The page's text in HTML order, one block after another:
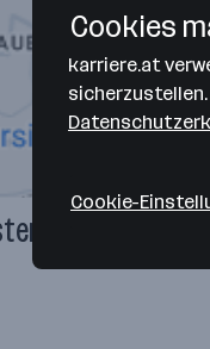
GmbH
Cookies
karriere.at
Cookie-